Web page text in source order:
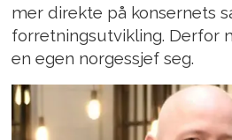
mer direkte på konsernets
forretningsutvikling. Derfor
en egen norgessjef seg.